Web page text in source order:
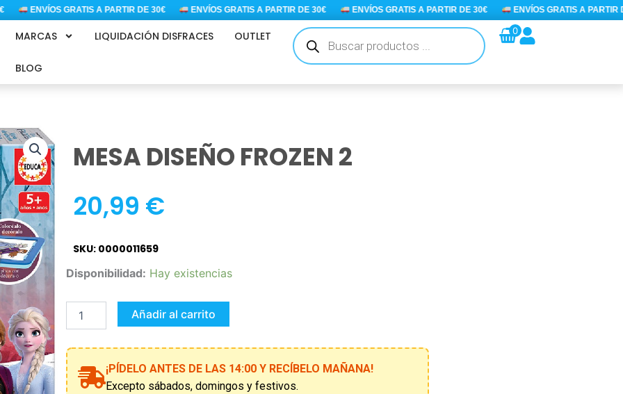
ENVÍOS GRATIS A PARTIR DE 30€ ENVÍOS GRATIS A PARTIR DE 30€ ENVÍOS GRATIS A PARTIR DE 30€ ENVÍOS GRATIS A PARTIR
MARCAS LIQUIDACIÓN DISFRACES OUTLET
BLOG
Búsqueda
de
productos
0
MESA DISEÑO FROZEN 2
20,99 €
SKU: 0000011659
Disponibilidad: Hay existencias
MESA
DISEÑO
Añadir al carrito
¡PÍDELO ANTES DE LAS 14:00 Y RECÍBELO MAÑANA!
Excepto sábados, domingos y festivos.